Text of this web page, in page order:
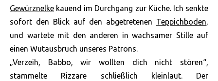
Gewürznelke kauend im Durchgang zur Küche. Ich senkte
sofort den Blick auf den abgetretenen Teppichboden,
und wartete mit den anderen in wachsamer Stille auf
einen Wutausbruch unseres Patrons.
„Verzeih, Babbo, wir wollten dich nicht stören“,
stammelte Rizzare schließlich kleinlaut. Der